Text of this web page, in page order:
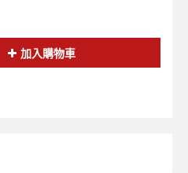
加入購物車